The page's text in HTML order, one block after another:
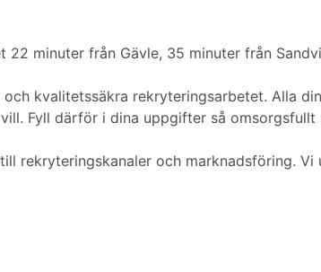
minuter från Gävle, 35 minuter från
kvalitetssäkra rekryteringsarbetet. Alla
Fyll därför i dina uppgifter så
rekryteringskanaler och marknadsföring.